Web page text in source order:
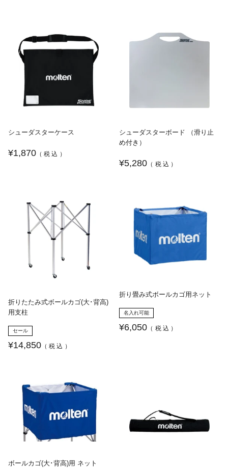
シューダスターケース
¥1,870 （税込）
シューダスターボード （滑り止
め付き）
¥5,280 （税込）
折りたたみ式ボールカゴ(大･背高)
用支柱
セール
¥14,850 （税込）
折り畳み式ボールカゴ用ネット
名入れ可能
¥6,050 （税込）
ボールカゴ(大･背高)用 ネット